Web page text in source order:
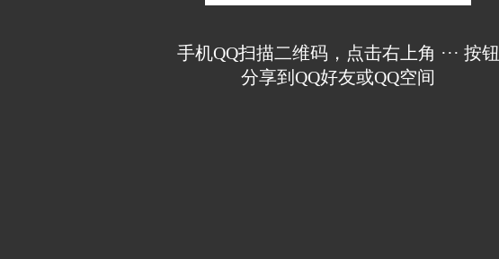
手机QQ扫描二维码，点击右上角 ··· 按钮
分享到QQ好友或QQ空间